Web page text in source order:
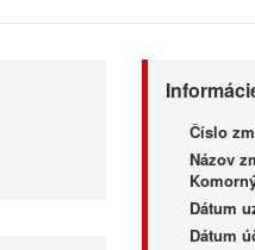
Číslo
Názov
Dátum
Dátum